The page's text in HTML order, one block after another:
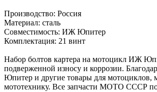
Производство: Россия
Материал: сталь
Совместимость: ИЖ Юпитер
Комплектация: 21 винт
Набор болтов картера на мотоцикл ИЖ
подверженной износу и коррозии.
Юпитер и другие товары для мотоциклов,
мототехнику. Все запчасти МОТО СССР